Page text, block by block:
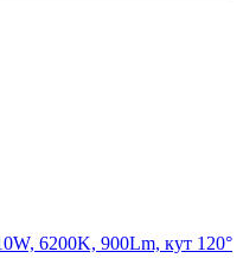
6200K, 900Lm, кут 120°